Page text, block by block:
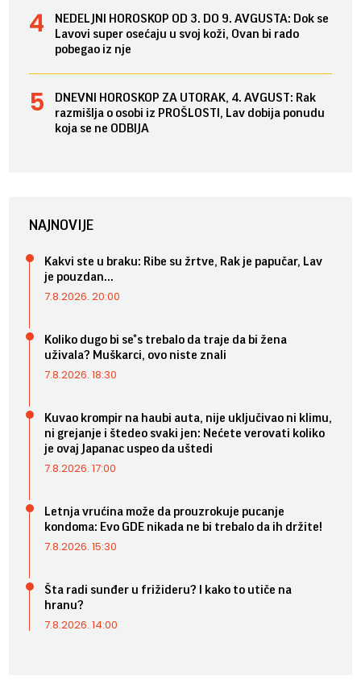
NEDELJNI HOROSKOP OD 3. DO 9. AVGUSTA: Dok se
Lavovi super osećaju u svoj koži, Ovan bi rado
pobegao iz nje
DNEVNI HOROSKOP ZA UTORAK, 4. AVGUST: Rak
razmišlja o osobi iz PROŠLOSTI, Lav dobija ponudu
koja se ne ODBIJA
NAJNOVIJE
Kakvi ste u braku: Ribe su žrtve, Rak je papučar, Lav
je pouzdan...
7.8.2026. 20:00
Koliko dugo bi se*s trebalo da traje da bi žena
uživala? Muškarci, ovo niste znali
7.8.2026. 18:30
Kuvao krompir na haubi auta, nije uključivao ni klimu,
ni grejanje i štedeo svaki jen: Nećete verovati koliko
je ovaj Japanac uspeo da uštedi
7.8.2026. 17:00
Letnja vrućina može da prouzrokuje pucanje
kondoma: Evo GDE nikada ne bi trebalo da ih držite!
7.8.2026. 15:30
Šta radi sunđer u frižideru? I kako to utiče na
hranu?
7.8.2026. 14:00